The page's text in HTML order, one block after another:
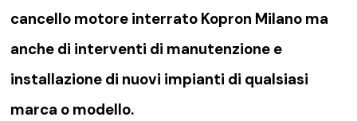
cancello motore interrato Kopron Milano ma
anche di interventi di manutenzione e
installazione di nuovi impianti di qualsiasi
marca o modello.